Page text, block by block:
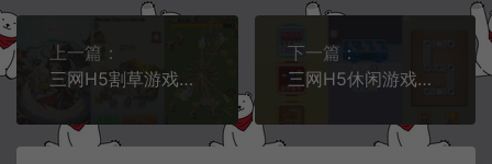
上一篇：
三网H5割草游戏【背包幸存者H5】3月最新整理Linux手工服务端+Win一键服务端+解压即玩+简易安卓客户端+详细搭建教程
下一篇：
三网H5休闲游戏【公交上车H5】3月最新整理Linux手工服务端+Win一键服务端+解压即玩+简易安卓客户端+详细搭建教程